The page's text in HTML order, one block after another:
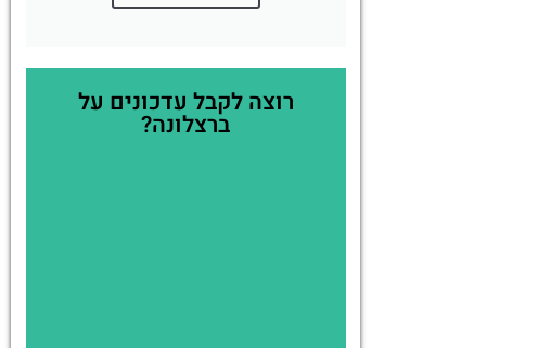
רוצה לקבל עדכונים על
ברצלונה?